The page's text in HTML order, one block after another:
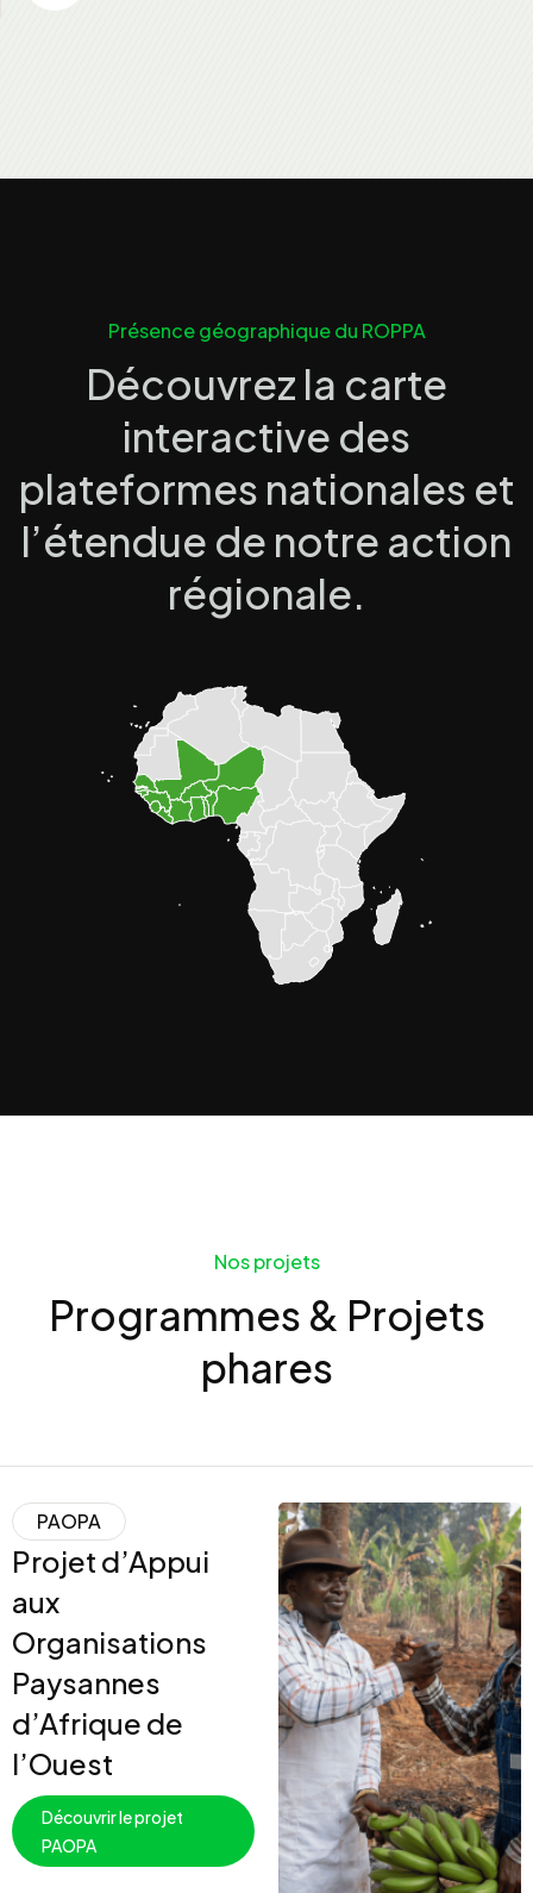
Présence géographique du ROPPA
Découvrez la carte
interactive des
plateformes nationales et
l’étendue de notre action
régionale.
Nos projets
Programmes & Projets
phares
PAOPA
Projet d’Appui
aux
Organisations
Paysannes
d’Afrique de
l’Ouest
Découvrir le projet
PAOPA